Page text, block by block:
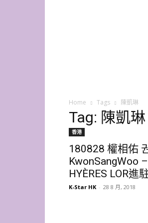
Home Tags 陳凱琳
Tag: 陳凱琳
香港
180828 權相佑
KwonSangWoo
HYÈRES LOR進
K-Star HK - 28 8 月, 2018